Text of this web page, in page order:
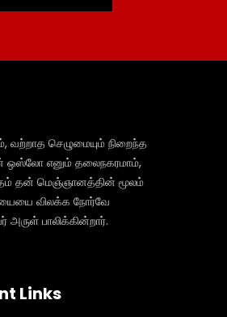
வற்றாத செழுமையும் நிறைந்த
ஒஸ்லோ எனும் தலைநகரமாம்,
தன் மெஞ்ஞானத்தின் மூலம்
விலக்க நோர்வே
அருள் பாலிக்கின்றார்.
Links